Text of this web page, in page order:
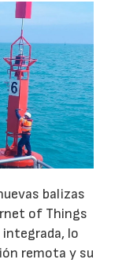
balizas
of Things
lo
remota y su